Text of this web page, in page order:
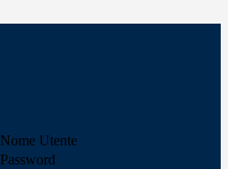
Nome Utente
Password